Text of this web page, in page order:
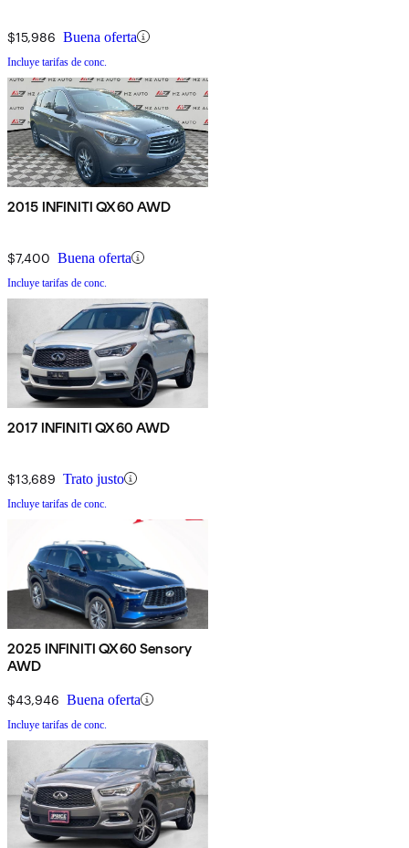
$15,986 Buena oferta
Incluye tarifas de conc.
2015 INFINITI QX60 AWD
$7,400 Buena oferta
Incluye tarifas de conc.
2017 INFINITI QX60 AWD
$13,689 Trato justo
Incluye tarifas de conc.
2025 INFINITI QX60 Sensory
AWD
$43,946 Buena oferta
Incluye tarifas de conc.